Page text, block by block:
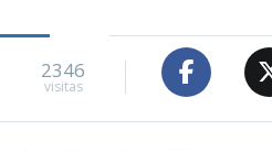
2346
visitas